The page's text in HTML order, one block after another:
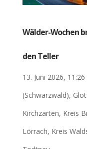
Wälder-Wochen
den Teller
13. Juni 2026, 11:26
(Schwarzwald),
Kirchzarten, Kreis
Lörrach, Kreis